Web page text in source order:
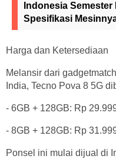
Indonesia
Spesifikasi
Harga dan Ketersediaan
Melansir dari
India, Tecno Pova 8 5G
- 6GB + 128GB: Rp
- 8GB + 128GB: Rp
Ponsel ini mulai dijual di